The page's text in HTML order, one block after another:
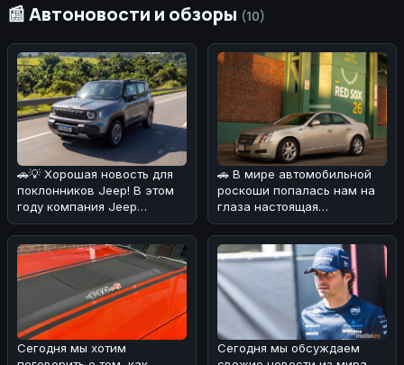
📰 Автоновости и обзоры (10)
🚗💡 Хорошая новость для
поклонников Jeep! В этом
году компания Jeep
удивила своих фанатов,
решив сн
🚗 В мире автомобильной
роскоши попалась нам на
глаза настоящая
жемчужина! 💎Cadillac CTS
2008 года
Сегодня мы хотим
Сегодня мы обсуждаем